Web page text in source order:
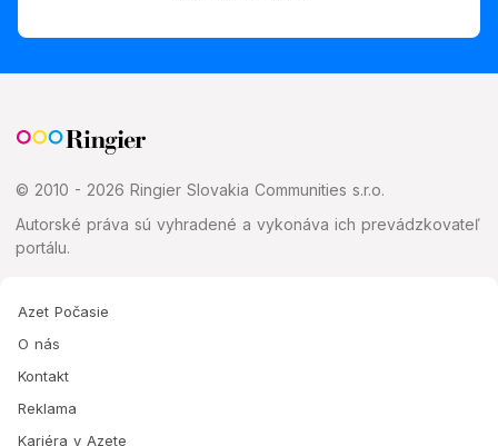
© 2010 - 2026 Ringier Slovakia Communities s.r.o.
Autorské práva sú vyhradené a vykonáva ich prevádzkovateľ
portálu.
Azet Počasie
O nás
Kontakt
Reklama
Kariéra v Azete